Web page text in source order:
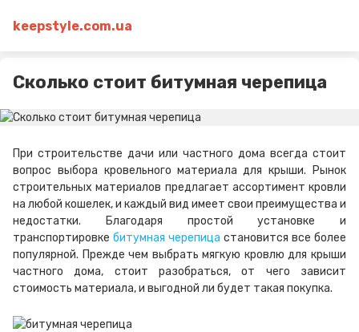
keepstyle.com.ua
Сколько стоит битумная черепица
При строительстве дачи или частного дома всегда стоит
вопрос выбора кровельного материала для крыши. Рынок
строительных материалов предлагает ассортимент кровли
на любой кошелек, и каждый вид имеет свои преимущества и
недостатки. Благодаря простой установке и
транспортировке битумная черепица становится все более
популярной. Прежде чем выбрать мягкую кровлю для крыши
частного дома, стоит разобраться, от чего зависит
стоимость материала, и выгодной ли будет такая покупка.